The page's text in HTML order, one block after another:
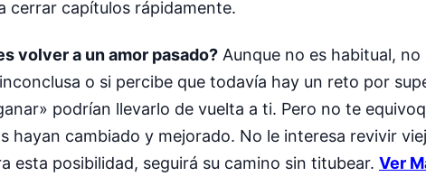
cerrar capítulos rápidamente.
volver a un amor pasado? Aunque no es habitual,
o si percibe que todavía hay un reto por
podrían llevarlo de vuelta a ti. Pero no te
hayan cambiado y mejorado. No le interesa revivir
esta posibilidad, seguirá su camino sin titubear. Ver